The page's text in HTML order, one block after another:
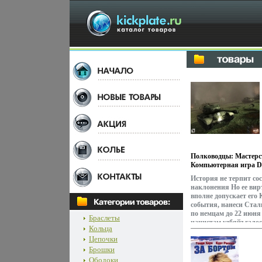
Браслеты
Кольца
Цепочки
Брошки
Ободоки
Полководцы:
Компьютерная игра
Издатель: Акелла;
Software Productions
Что делать, если
инфо 12p.
История не терпит
наклонения Но ее
вполне допускает
события, нанеси
по немцам до 22
нацистам
У вас есть
совершить
истории вспять и
иным дорогам…